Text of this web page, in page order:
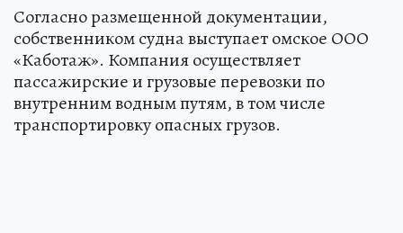
Согласно размещенной документации,
собственником судна выступает омское ООО
«Каботаж». Компания осуществляет
пассажирские и грузовые перевозки по
внутренним водным путям, в том числе
транспортировку опасных грузов.